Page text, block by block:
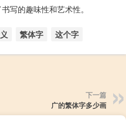
写的趣味性和艺术性。
繁体字 这个字
下一篇
广的繁体字多少画